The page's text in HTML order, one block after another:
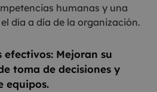
humanas y una
día a día de la organización.
efectivos: Mejoran su
toma de decisiones y
equipos.